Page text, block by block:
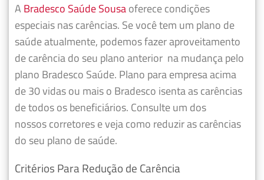
A Bradesco Saúde Sousaoferece condições
especiais nas carências. Se você tem um plano de
saúde atualmente, podemos fazeraproveitamento
de carência do seu plano anterior na mudança pelo
plano Bradesco Saúde. Plano para empresa acima
de 30 vidas ou mais o Bradesco isenta as carências
de todos os beneficiários. Consulte um dos
nossos corretores e veja como reduzir as carências
do seu plano de saúde.
Critérios Para Redução de Carência